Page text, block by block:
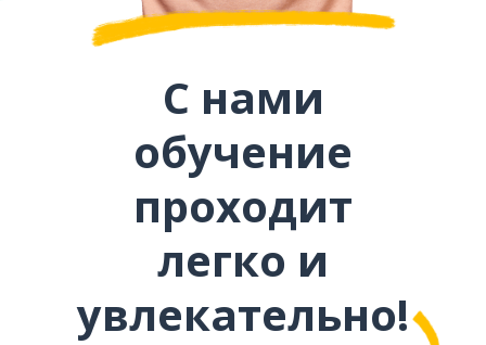
С нами
обучение
проходит
легко и
увлекательно!